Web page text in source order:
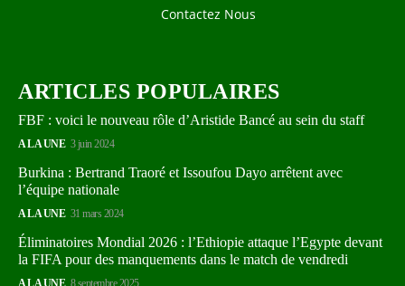
Contactez Nous
ARTICLES POPULAIRES
FBF : voici le nouveau rôle d’Aristide Bancé au sein du staff
A LA UNE 3 juin 2024
Burkina : Bertrand Traoré et Issoufou Dayo arrêtent avec
l’équipe nationale
A LA UNE 31 mars 2024
Éliminatoires Mondial 2026 : l’Ethiopie attaque l’Egypte devant
la FIFA pour des manquements dans le match de vendredi
A LA UNE 8 septembre 2025